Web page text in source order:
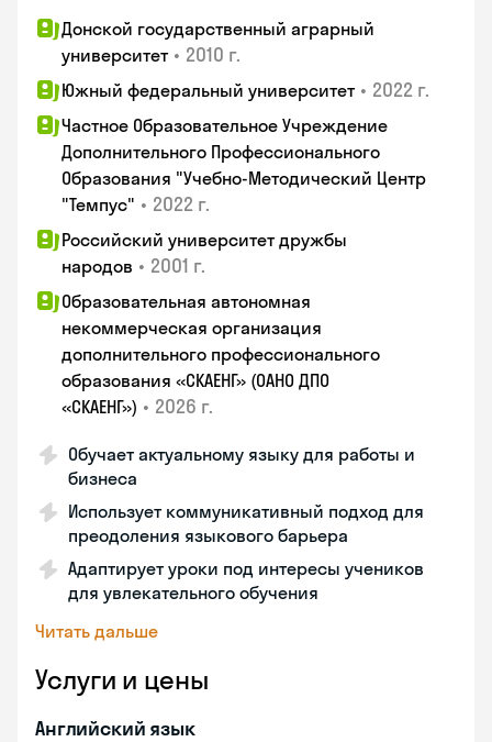
Донской государственный аграрный
университет • 2010 г.
Южный федеральный университет • 2022 г.
Частное Образовательное Учреждение
Дополнительного Профессионального
Образования "Учебно-Методический Центр
"Темпус" • 2022 г.
Российский университет дружбы
народов • 2001 г.
Образовательная автономная
некоммерческая организация
дополнительного профессионального
образования «СКАЕНГ» (ОАНО ДПО
«СКАЕНГ») • 2026 г.
Обучает актуальному языку для работы и
бизнеса
Использует коммуникативный подход для
преодоления языкового барьера
Адаптирует уроки под интересы учеников
для увлекательного обучения
Читать дальше
Услуги и цены
Английский язык